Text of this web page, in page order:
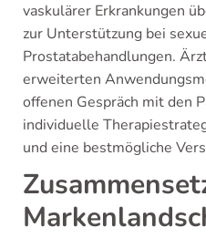
vaskulärer Erkrankungen
zur Unterstützung bei
Prostatabehandlungen.
erweiterten
offenen Gespräch mit den
individuelle
und eine bestmögliche